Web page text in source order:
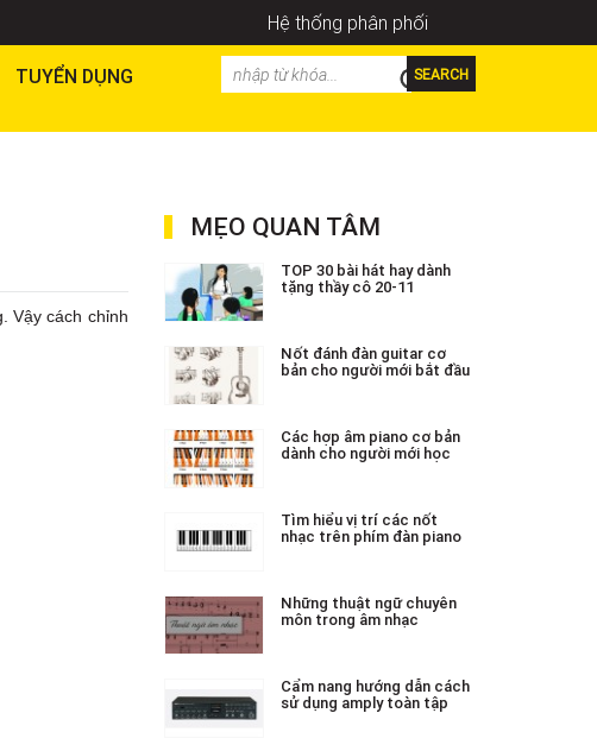
Hệ thống phân phối
TUYỂN DỤNG SEARCH
Vậy cách chỉnh
MẸO QUAN TÂM
TOP 30 bài hát hay dành
tặng thầy cô 20-11
Nốt đánh đàn guitar cơ
bản cho người mới bắt đầu
Các hợp âm piano cơ bản
dành cho người mới học
Tìm hiểu vị trí các nốt
nhạc trên phím đàn piano
Những thuật ngữ chuyên
môn trong âm nhạc
Cẩm nang hướng dẫn cách
sử dụng amply toàn tập